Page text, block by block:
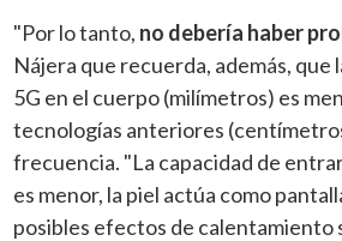
"Por lo tanto, no debería haber
Nájera que recuerda, además, que
5G en el cuerpo (milímetros) es
tecnologías anteriores
frecuencia. "La capacidad de
es menor, la piel actúa como
posibles efectos de calentamiento